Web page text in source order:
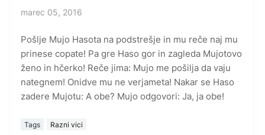
marec 05, 2016
Pošlje Mujo Hasota na podstrešje in mu reče naj mu
prinese copate! Pa gre Haso gor in zagleda Mujotovo
ženo in hčerko! Reče jima: Mujo me pošilja da vaju
nategnem! Onidve mu ne verjameta! Nakar se Haso
zadere Mujotu: A obe? Mujo odgovori: Ja, ja obe!
Tags Razni vici